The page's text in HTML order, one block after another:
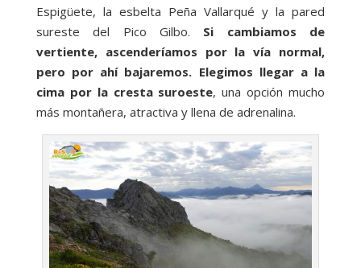
Espigüete, la esbelta Peña Vallarqué y la pared
sureste del Pico Gilbo. Si cambiamos de
vertiente, ascenderíamos por la vía normal,
pero por ahí bajaremos. Elegimos llegar a la
cima por la cresta suroeste, una opción mucho
más montañera, atractiva y llena de adrenalina.